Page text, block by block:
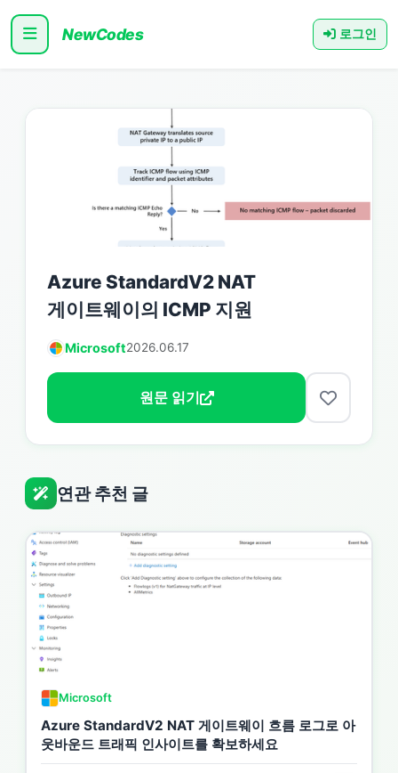
NewCodes 로그인
Azure StandardV2 NAT
게이트웨이의 ICMP 지원
Microsoft2026.06.17
원문 읽기
연관 추천 글
Microsoft
Azure StandardV2 NAT 게이트웨이 흐름 로그로 아
웃바운드 트래픽 인사이트를 확보하세요